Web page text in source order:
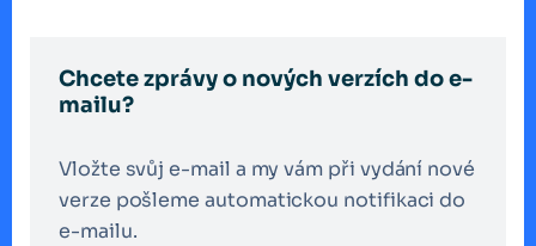
Chcete zprávy o nových verzích do e-
mailu?
Vložte svůj e-mail a my vám při vydání nové
verze pošleme automatickou notifikaci do
e-mailu.